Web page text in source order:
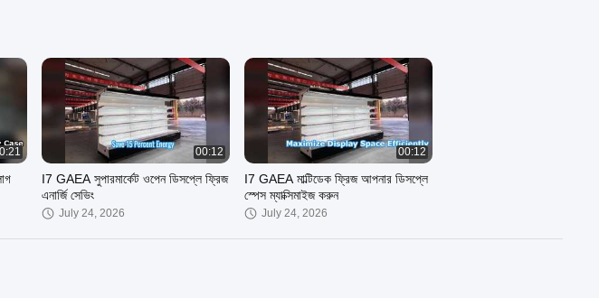
00:12
I7 GAEA সুপারমার্কেট ওপেন ডিসপ্লে ফ্রিজ
এনার্জি সেভিং
July 24, 2026
00:12
I7 GAEA মাল্টিডেক ফ্রিজ আপনার ডিসপ্লে
স্পেস ম্যাক্সিমাইজ করুন
July 24, 2026